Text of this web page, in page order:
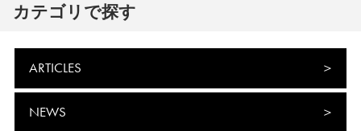
カテゴリで探す
ARTICLES
NEWS